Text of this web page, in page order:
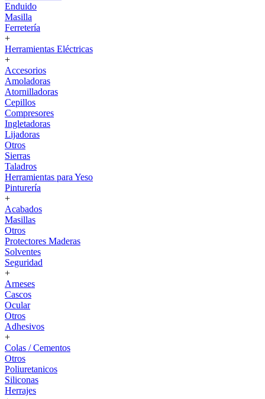
Enduido
Masilla
Ferretería
+
Herramientas Eléctricas
+
Accesorios
Amoladoras
Atornilladoras
Cepillos
Compresores
Ingletadoras
Lijadoras
Otros
Sierras
Taladros
Herramientas para Yeso
Pinturería
+
Acabados
Masillas
Otros
Protectores Maderas
Solventes
Seguridad
+
Arneses
Cascos
Ocular
Otros
Adhesivos
+
Colas / Cementos
Otros
Poliuretanicos
Siliconas
Herrajes